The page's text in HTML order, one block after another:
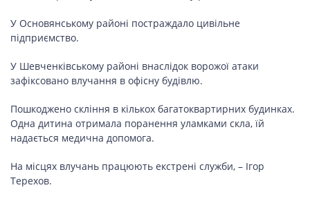
У Основянському районі постраждало цивільне
підприємство.
У Шевченківському районі внаслідок ворожої атаки
зафіксовано влучання в офісну будівлю.
Пошкоджено скління в кількох багатоквартирних будинках.
Одна дитина отримала поранення уламками скла, їй
надається медична допомога.
На місцях влучань працюють екстрені служби, – Ігор
Терехов.